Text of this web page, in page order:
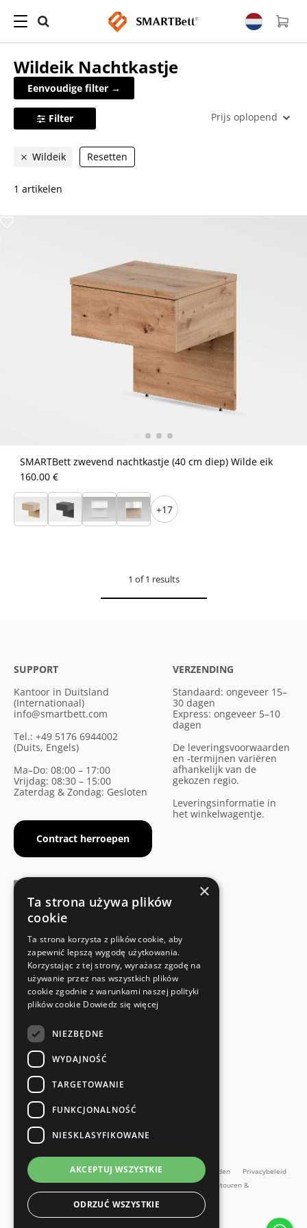
Wildeik Nachtkastje
Eenvoudige filter →
Filter Prijs oplopend
Wildeik Resetten
1 artikelen
SMARTBett zwevend nachtkastje (40 cm diep) Wilde eik
160.00 €
+17
1 of 1 results
SUPPORT
Kantoor in Duitsland
(Internationaal)
info@smartbett.com
Tel.: +49 5176 6944002
(Duits, Engels)
Ma–Do: 08:00 – 17:00
Vrijdag: 08:30 – 15:00
Zaterdag & Zondag: Gesloten
Contract herroepen
VERZENDING
Standaard: ongeveer 15–
30 dagen
Express: ongeveer 5–10
dagen
De leveringsvoorwaarden
en -termijnen variëren
afhankelijk van de
gekozen regio.
Leveringsinformatie in
het winkelwagentje.
Voldoet aan de veiligheidsnormen
SNELLE EN EENVOUDIGE RETOUR
Retourservice
RECHTSTREEKS VAN DE FABRIKANT
Speciale kwaliteitscontrole
Impressum Algemene Voorwaarden Algemene voorwaarden
Privacybeleid
Contact
Retourbeleid Online herroepingsformulier
Retouren &
Reparaties
en meer...
×
Ta strona używa plików
cookie
Ta strona korzysta z plików cookie, aby
zapewnić lepszą wygodę użytkowania.
Korzystając z tej strony, wyrażasz zgodę na
używanie przez nas wszystkich plików
cookie zgodnie z warunkami naszej polityki
plików cookie Dowiedz się więcej
NIEZBĘDNE
WYDAJNOŚĆ
TARGETOWANIE
FUNKCJONALNOŚĆ
NIESKLASYFIKOWANE
AKCEPTUJ WSZYSTKIE
ODRZUĆ WSZYSTKIE